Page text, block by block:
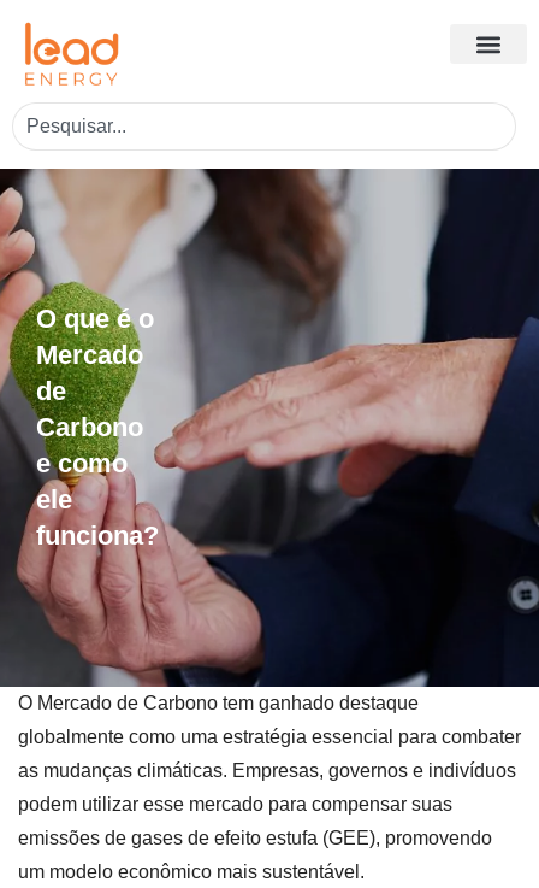
O que é o
Mercado
de
Carbono
e como
ele
funciona?
O Mercado de Carbono tem ganhado destaque
globalmente como uma estratégia essencial para combater
as mudanças climáticas. Empresas, governos e indivíduos
podem utilizar esse mercado para compensar suas
emissões de gases de efeito estufa (GEE), promovendo
um modelo econômico mais sustentável.